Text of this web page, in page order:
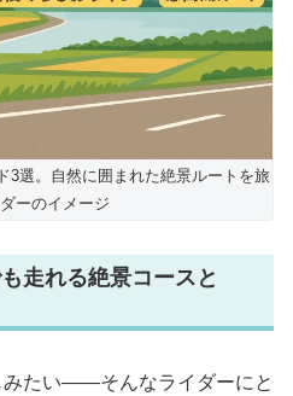
3選。自然に囲まれた絶景ルートを旅
ーのイメージ
走れる絶景コースと
みたい――そんなライダーにと